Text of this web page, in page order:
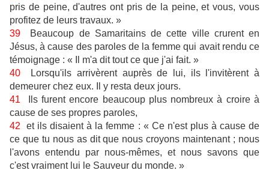
pris de peine, d'autres ont pris de la peine, et vous, vous
profitez de leurs travaux. »
39 Beaucoup de Samaritains de cette ville crurent en
Jésus, à cause des paroles de la femme qui avait rendu ce
témoignage : « Il m'a dit tout ce que j'ai fait. »
40
Lorsqu'ils arrivèrent auprès de lui, ils l'invitèrent à
demeurer chez eux. Il y resta deux jours.
41
Ils furent encore beaucoup plus nombreux à croire à
cause de ses propres paroles,
42et ils disaient à la femme : « Ce n'est plus à cause de
ce que tu nous as dit que nous croyons maintenant ; nous
l'avons entendu par nous-mêmes, et nous savons que
c'est vraiment lui le Sauveur du monde. »